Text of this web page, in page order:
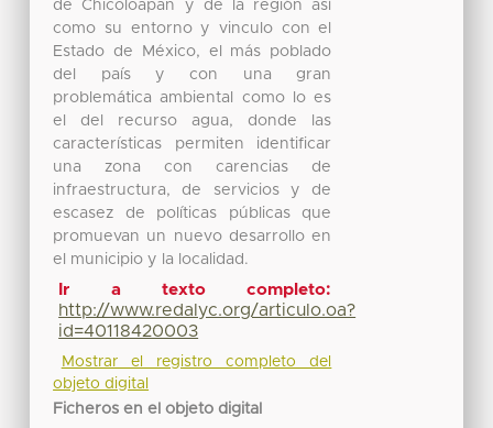
de Chicoloapan y de la región así
como su entorno y vinculo con el
Estado de México, el más poblado
del país y con una gran
problemática ambiental como lo es
el del recurso agua, donde las
características permiten identificar
una zona con carencias de
infraestructura, de servicios y de
escasez de políticas públicas que
promuevan un nuevo desarrollo en
el municipio y la localidad.
Ir a texto completo:
http://www.redalyc.org/articulo.oa?
id=40118420003
Mostrar el registro completo del
objeto digital
Ficheros en el objeto digital